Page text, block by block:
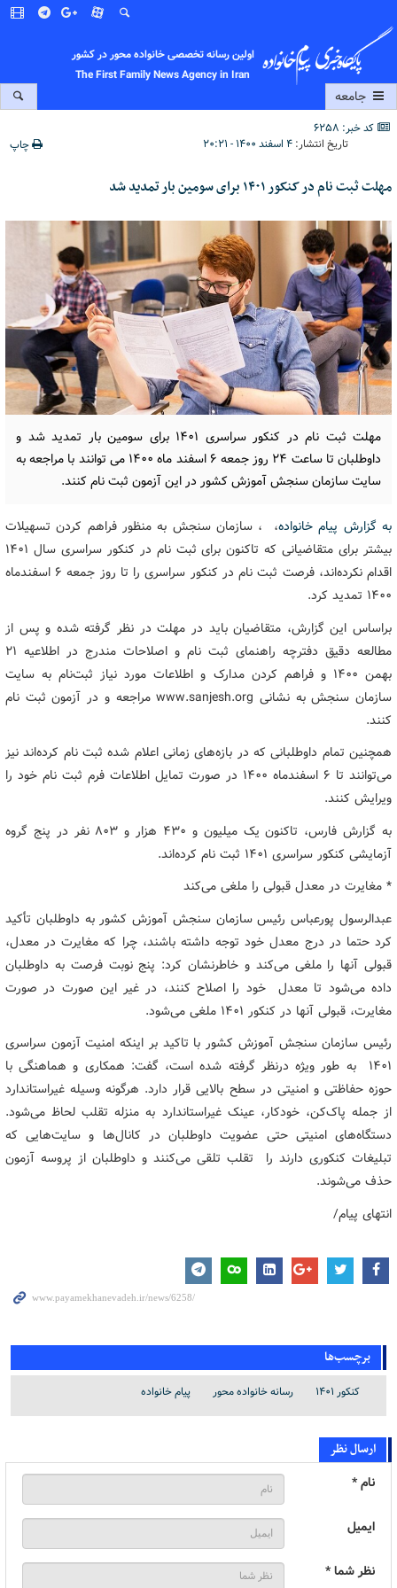
اولین رسانه تخصصی خانواده محور در کشور
The First Family News Agency in Iran
جامعه
کد خبر: 6258
تاریخ انتشار:۴ اسفند ۱۴۰۰ - ۲۰:۲۱ چاپ
مهلت ثبت نام در کنکور ۱۴۰۱ برای سومین بار تمدید شد
مهلت ثبت نام در کنکور سراسری ۱۴۰۱ برای سومین بار تمدید شد و
داوطلبان تا ساعت ۲۴ روز جمعه ۶ اسفند ماه ۱۴۰۰ می توانند با مراجعه به
سایت سازمان سنجش آموزش کشور در این آزمون ثبت نام کنند.
به گزارش پیام خانواده، ، سازمان سنجش به منظور فراهم کردن تسهیلات
بیشتر برای متقاضیانی که تاکنون برای ثبت نام در کنکور سراسری سال ۱۴۰۱
اقدام نکرده‌اند، فرصت ثبت نام در کنکور سراسری را تا روز جمعه ۶ اسفندماه
۱۴۰۰ تمدید کرد.
براساس این گزارش، متقاضیان باید در مهلت در نظر گرفته شده و پس از
مطالعه دقیق دفترچه راهنمای ثبت نام و اصلاحات مندرج در اطلاعیه ۲۱
بهمن ۱۴۰۰ و فراهم کردن مدارک و اطلاعات مورد نیاز ثبت‌نام به سایت
سازمان سنجش به نشانی www.sanjesh.org مراجعه و در آزمون ثبت نام
کنند.
همچنین تمام داوطلبانی که در بازه‌های زمانی اعلام شده ثبت نام کرده‌اند نیز
می‌توانند تا ۶ اسفندماه ۱۴۰۰ در صورت تمایل اطلاعات فرم ثبت نام خود را
ویرایش کنند.
به گزارش فارس، تاکنون یک میلیون و ۴۳۰ هزار و ۸۰۳ نفر در پنج گروه
آزمایشی کنکور سراسری ۱۴۰۱ ثبت نام کرده‌اند.
* مغایرت در معدل قبولی را ملغی می‌کند
عبدالرسول پورعباس رئیس سازمان سنجش آموزش کشور به داوطلبان تأکید
‌کرد حتما در درج معدل خود توجه داشته باشند، چرا که مغایرت در معدل،
قبولی آنها را ملغی می‌کند و خاطرنشان کرد: پنج نوبت فرصت به داوطلبان
داده می‌شود تا معدل خود را اصلاح کنند، در غیر این صورت در صورت
مغایرت، قبولی آنها در کنکور ۱۴۰۱ ملغی می‌شود.
رئیس سازمان سنجش آموزش کشور با تاکید بر اینکه امنیت آزمون سراسری
۱۴۰۱ به طور ویژه درنظر گرفته شده است، گفت: همکاری و هماهنگی با
حوزه حفاظتی و امنیتی در سطح بالایی قرار دارد. هرگونه وسیله غیراستاندارد
از جمله پاک‌کن، خودکار، عینک غیراستاندارد به منزله تقلب لحاظ می‌شود.
دستگاه‌های امنیتی حتی عضویت داوطلبان در کانال‌ها و سایت‌هایی که
تبلیغات کنکوری دارند را تقلب تلقی می‌کنند و داوطلبان از پروسه آزمون
حذف می‌شوند.
انتهای پیام/
برچسب‌ها
کنکور ۱۴۰۱ رسانه خانواده محور پیام خانواده
ارسال نظر
نام *
ایمیل
نظر شما *